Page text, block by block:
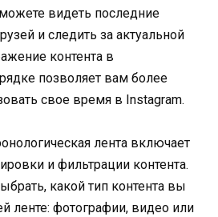
видеть последние
и следить за актуальной
контента в
позволяет вам более
свое время в Instagram.
лента включает
и фильтрации контента.
какой тип контента вы
ленте: фотографии, видео или